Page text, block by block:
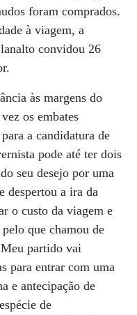
foram comprados.
à viagem, a
convidou 26
às margens do
os embates
a candidatura de
pode até ter dois
seu desejo por uma
despertou a ira da
o custo da viagem e
que chamou de
partido vai
para entrar com uma
e antecipação de
de